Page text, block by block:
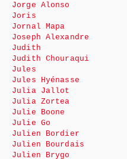
Jorge Alonso
Joris
Jornal Mapa
Joseph Alexandre
Judith
Judith Chouraqui
Jules
Jules Hyénasse
Julia Jallot
Julia Zortea
Julie Boone
Julie Go
Julien Bordier
Julien Bourdais
Julien Brygo